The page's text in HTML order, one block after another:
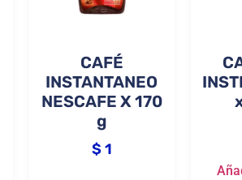
CAFÉ
INSTANTANEO
NESCAFE X 170
g
$1